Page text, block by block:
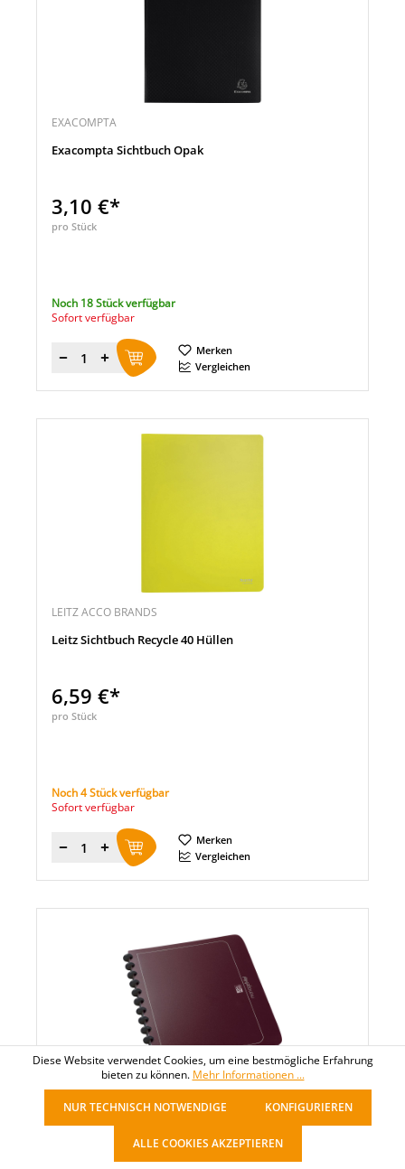
EXACOMPTA
Exacompta Sichtbuch Opak
3,10 €*
pro Stück
Noch 18 Stück verfügbar
Sofort verfügbar
Menge
Merken
Vergleichen
LEITZ ACCO BRANDS
Leitz Sichtbuch Recycle 40 Hüllen
6,59 €*
pro Stück
Noch 4 Stück verfügbar
Sofort verfügbar
Menge
Merken
Vergleichen
HAMELIN GROUP
Oxford Sichtbuch manageMe!
Diese Website verwendet Cookies, um eine bestmögliche Erfahrung
bieten zu können. Mehr Informationen ...
NUR TECHNISCH NOTWENDIGE KONFIGURIEREN
ALLE COOKIES AKZEPTIEREN